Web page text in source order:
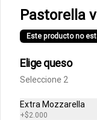
Pastorella
Este producto no
Elige queso
Seleccione 2
Extra Mozzarella
+$2.000